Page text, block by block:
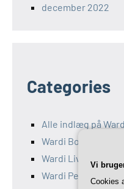
december 2022
Categories
Alle indlæg på
Wardi Bolig
Wardi Livsstil
Wardi Penge
Vi
Cookies